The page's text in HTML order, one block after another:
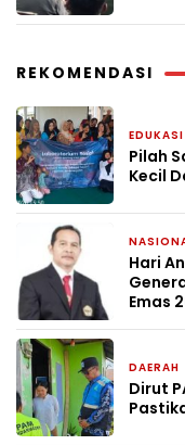
REKOMENDASI
EDUKASI
Pilah
Kecil
Hari
Emas
DAERAH
Dirut